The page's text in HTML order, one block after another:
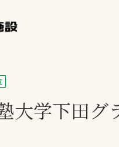
一覧を見る
大学下田グ